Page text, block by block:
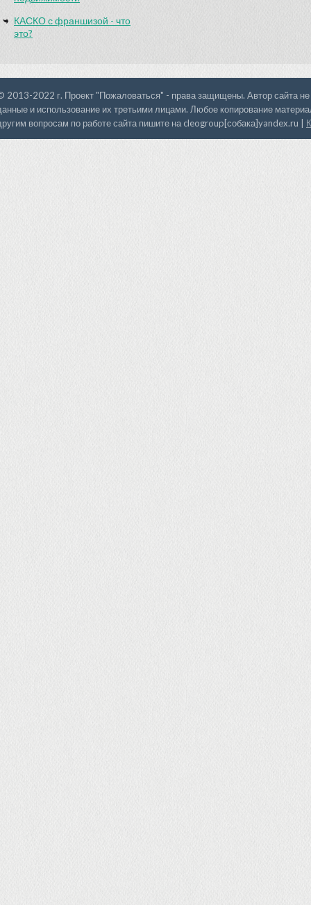
КАСКО с франшизой - что
это?
2013-2022 г. Проект "Пожаловаться" - права защищены. Автор сайта не
и использование их третьими лицами. Любое копирование
вопросам по работе сайта пишите на cleogroup[собака]yandex.ru |